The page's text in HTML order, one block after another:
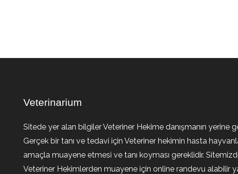
Veterinarium
Sitede yer alan bilgiler Veteriner Hekime danışmanın yerine
Gerçek bir tanı ve tedavi için Veteriner hekimin hasta
amaçla muayene etmesi ve tanı koyması gereklidir.
Veteriner Hekimlerden muayene için online randevu alabilir